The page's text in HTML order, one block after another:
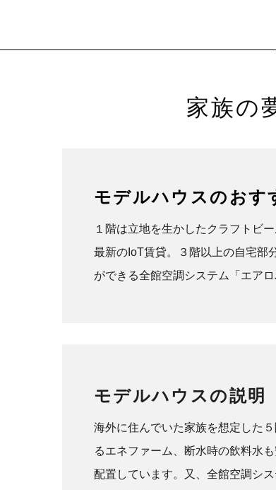
家族の
モデルハウスのおす
１階は立地を生かしたクラフトビ
最新のIoT賃貸。３階以上の自宅部
ができる全館空調システム「エア
モデルハウスの説明
海外に住んでいた家族を想定した
るエネファーム、断水時の飲料水
配置しています。又、全館空調シ